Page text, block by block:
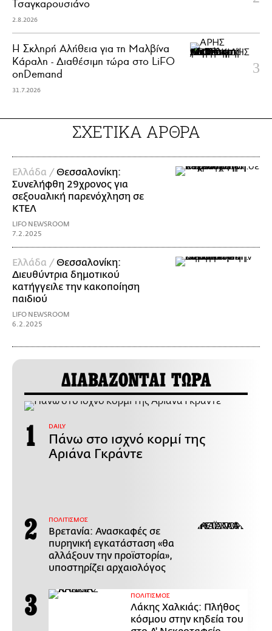
Τσαγκαρουσιάνο
2.8.2026
Η Σκληρή Αλήθεια για τη Μαλβίνα
Κάραλη - Διαθέσιμη τώρα στo LiFO
onDemand
31.7.2026
ΣΧΕΤΙΚΑ ΑΡΘΡΑ
Ελλάδα /Θεσσαλονίκη:
Συνελήφθη 29χρονος για
σεξουαλική παρενόχληση σε
ΚΤΕΛ
LIFO NEWSROOM
7.2.2025
Ελλάδα /Θεσσαλονίκη:
Διευθύντρια δημοτικού
κατήγγειλε την κακοποίηση
παιδιού
LIFO NEWSROOM
6.2.2025
ΔΙΑΒΑΖΟΝΤΑΙ ΤΩΡΑ
DAILY
Πάνω στο ισχνό κορμί της
Αριάνα Γκράντε
ΠΟΛΙΤΙΣΜΟΣ
Βρετανία: Ανασκαφές σε
πυρηνική εγκατάσταση «θα
αλλάξουν την προϊστορία»,
υποστηρίζει αρχαιολόγος
ΠΟΛΙΤΙΣΜΟΣ
Λάκης Χαλκιάς: Πλήθος
κόσμου στην κηδεία του